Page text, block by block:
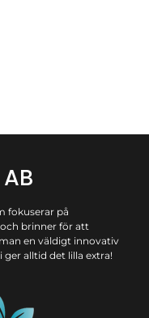
fokuserar på
brinner för att
en väldigt innovativ
ger alltid det lilla extra!